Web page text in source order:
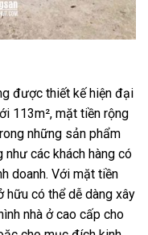
được thiết kế hiện đại
113m², mặt tiền rộng
những sản phẩm
các khách hàng có
doanh. Với mặt tiền
hữu có thể dễ dàng xây
nhà ở cao cấp cho